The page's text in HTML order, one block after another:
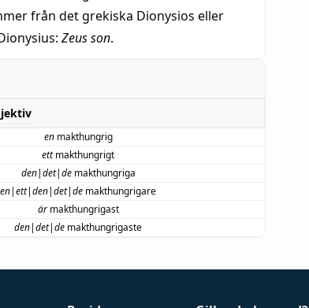
från det grekiska Dionysios eller
Zeus son.
enmakthungrig
ettmakthungrigt
den|det|demakthungriga
en|ett|den|det|de makthungrigare
ärmakthungrigast
den|det|de makthungrigaste